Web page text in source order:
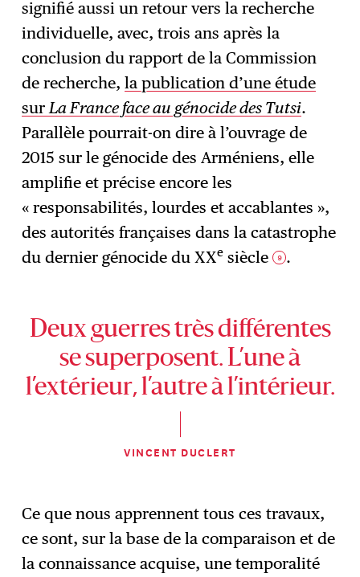
signifié aussi un retour vers la recherche
individuelle, avec, trois ans après la
conclusion du rapport de la Commission
de recherche,la publication d’une étude
surLa France face au génocide des Tutsi.
Parallèle pourrait-on dire à l’ouvrage de
2015 sur le génocide des Arméniens, elle
amplifie et précise encore les
« responsabilités, lourdes et accablantes »,
des autorités françaises dans la catastrophe
du dernier génocide du XXe siècle 9 .
Deux guerres très différentes
se superposent. L’une à
l’extérieur, l’autre à l’intérieur.
VINCENT DUCLERT
Ce que nous apprennent tous ces travaux,
ce sont, sur la base de la comparaison et de
la connaissance acquise, une temporalité